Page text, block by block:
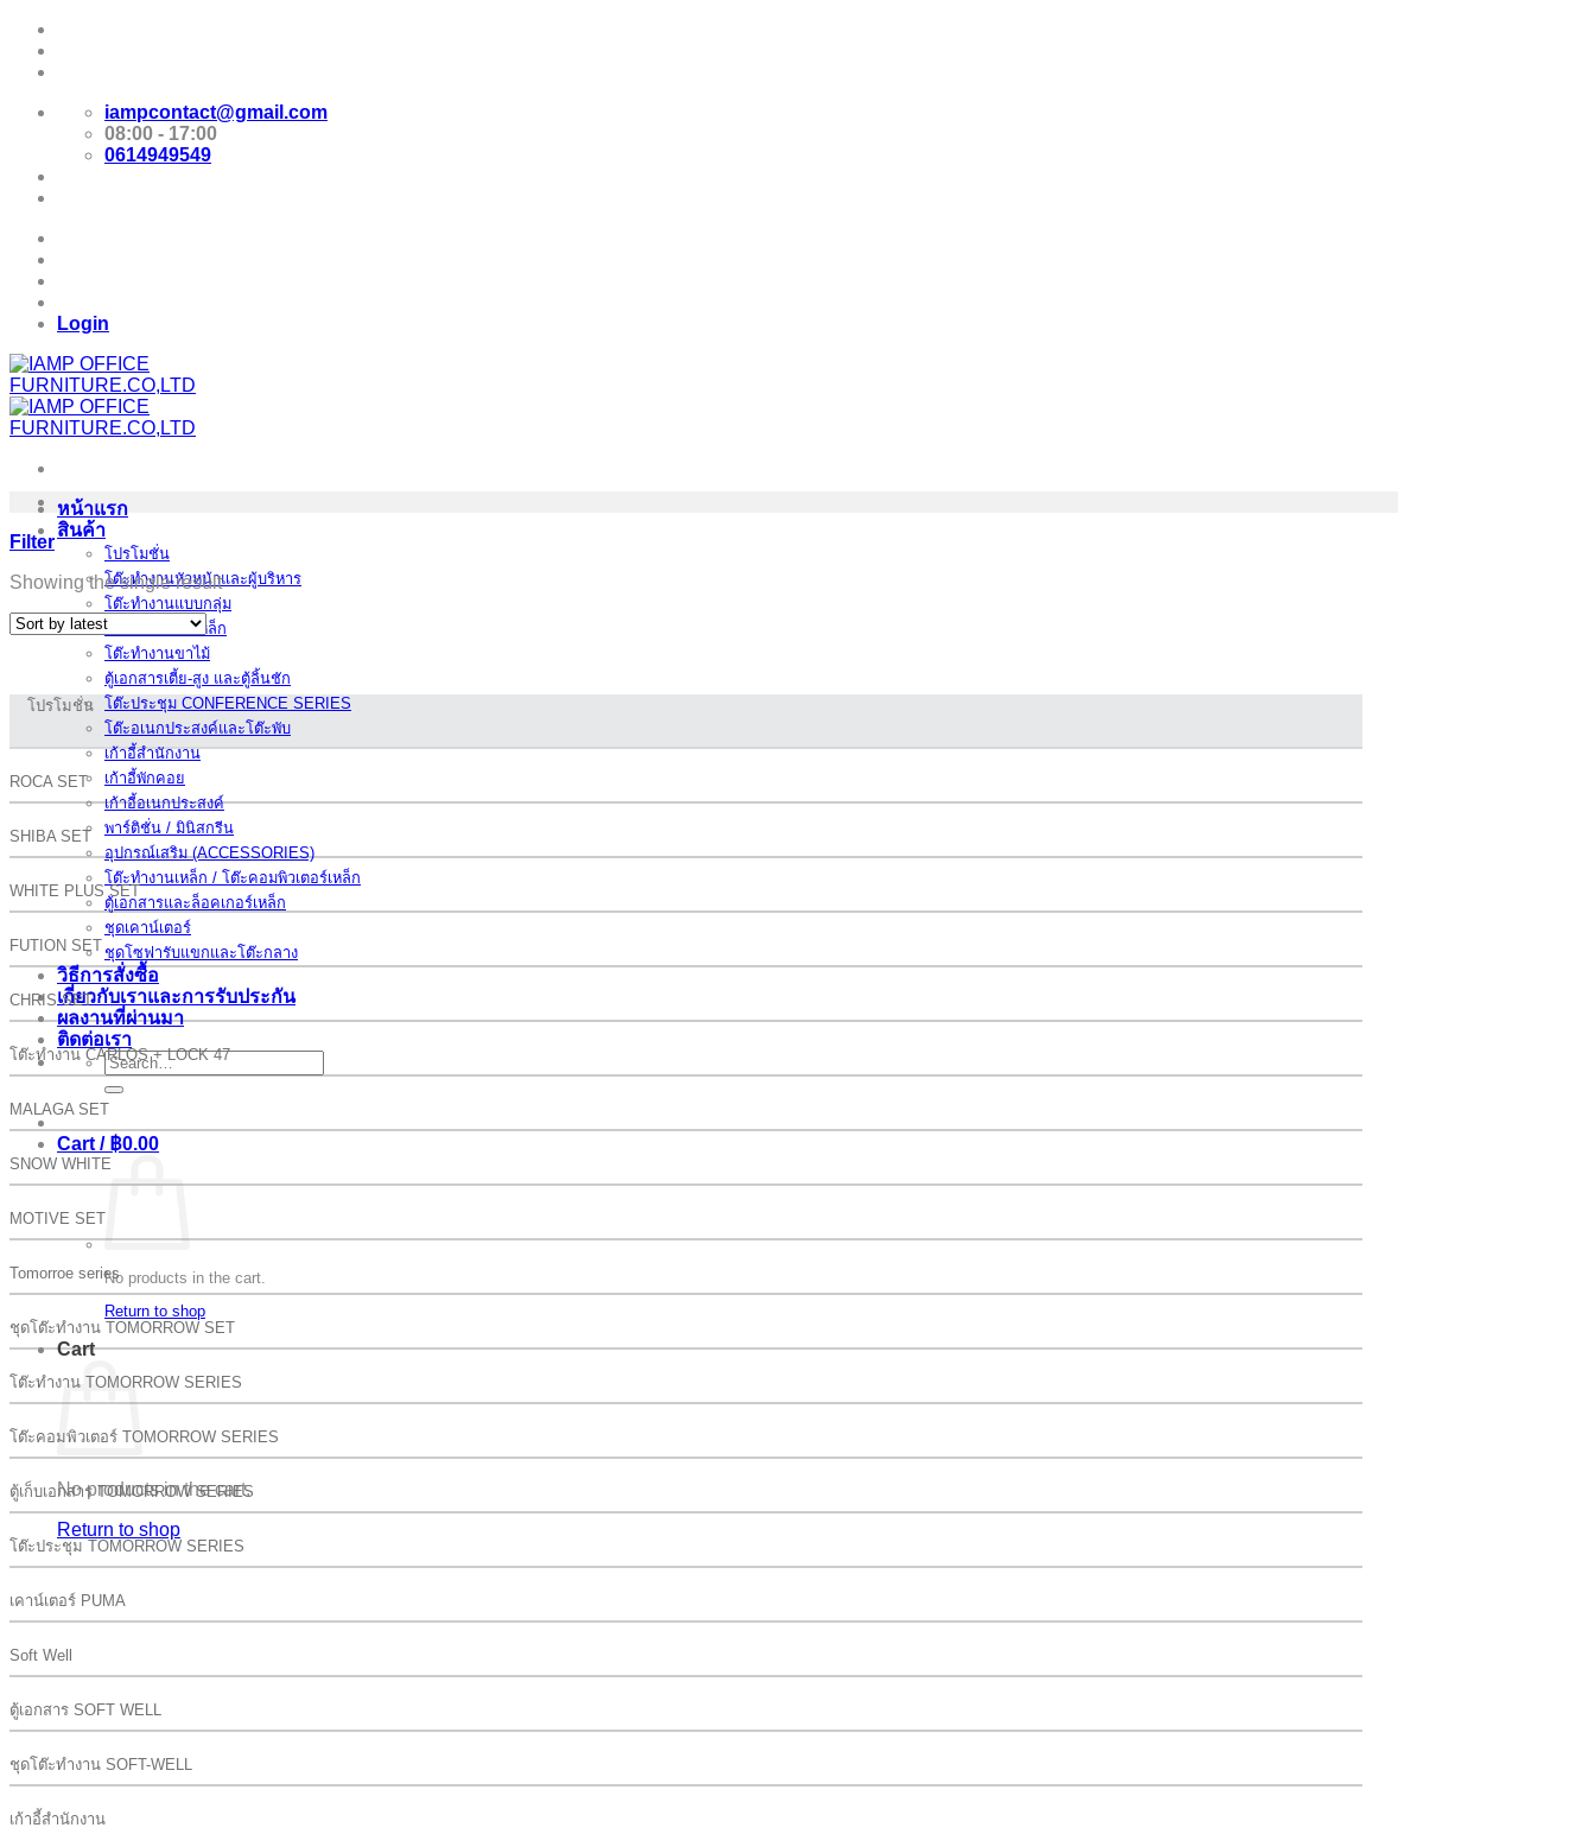
Skip
content
iampcontact@gmail.com
08:00 - 17:00
0614949549
Login
หน้าแรก
สินค้า
โปรโมชั่น
โต๊ะทำงานหัวหน้าและผู้บริหาร
โต๊ะทำงานแบบกลุ่ม
โต๊ะทำงานขาเหล็ก
โต๊ะทำงานขาไม้
ตู้เอกสารเตี้ย-สูง และตู้ลิ้นชัก
โต๊ะประชุม CONFERENCE SERIES
โต๊ะอเนกประสงค์และโต๊ะพับ
เก้าอี้สำนักงาน
เก้าอี้พักคอย
เก้าอี้อเนกประสงค์
พาร์ติชั่น / มินิสกรีน
อุปกรณ์เสริม (ACCESSORIES)
โต๊ะทำงานเหล็ก / โต๊ะคอมพิวเตอร์เหล็ก
ตู้เอกสารและล็อคเกอร์เหล็ก
ชุดเคาน์เตอร์
ชุดโซฟารับแขกและโต๊ะกลาง
วิธีการสั่งซื้อ
เกี่ยวกับเราและการรับประกัน
ผลงานที่ผ่านมา
ติดต่อเรา
Search
for:
Cart / ฿0.00
No products in the cart.
Return to shop
Cart
No products in the cart.
Return to shop
Filter
Showing the single result
โปรโมชั่น
ROCA SET
SHIBA SET
WHITE PLUS SET
FUTION SET
CHRIS SET
โต๊ะทำงาน CARLOS + LOCK 47
MALAGA SET
SNOW WHITE
MOTIVE SET
Tomorroe series
ชุดโต๊ะทำงาน TOMORROW SET
โต๊ะทำงาน TOMORROW SERIES
โต๊ะคอมพิวเตอร์ TOMORROW SERIES
ตู้เก็บเอกสาร TOMORROW SERIES
โต๊ะประชุม TOMORROW SERIES
เคาน์เตอร์ PUMA
Soft Well
ตู้เอกสาร SOFT WELL
ชุดโต๊ะทำงาน SOFT-WELL
เก้าอี้สำนักงาน